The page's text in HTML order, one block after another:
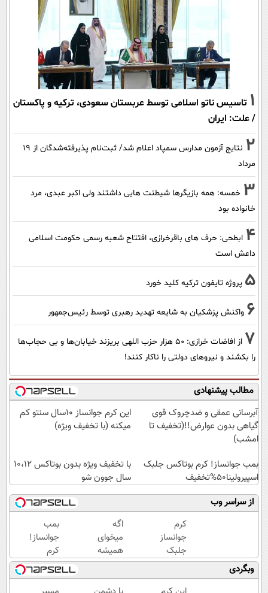
1 تاسیس ناتو اسلامی توسط عربستان سعودی، ترکیه و پاکستان
/ علت: ایران
2
نتایج آزمون مدارس سمپاد اعلام شد/ ثبت‌نام پذیرفته‌شدگان از ۱۹
مرداد
3 خمسه: همه بازیگرها شیطنت هایی داشتند ولی اکبر عبدی، مرد
خانواده بود
4 ابطحی: حرف های باقرخرازی، افتتاح شعبه رسمی حکومت اسلامی
داعش است
5 پروژه تایفون ترکیه کلید خورد
6 واکنش پزشکیان به شایعه تهدید رهبری توسط رئیس‌جمهور
7
از افاضات خرازی: ۵۰ هزار حزب اللهی بریزند خیابان‌ها و بی حجاب‌ها
را بکشند و نیرو‌های دولتی را ناکار کنند!
مطالب پیشنهادی
آبرسانی عمقی و ضدچروک قوی
گیاهی بدون عوارض!!(تخفیف تا
امشب)
این کرم جوانساز 10سال سنتو کم
میکنه (با تخفیف ویژه)
بمب جوانساز! کرم بوتاکس جلبک
اسپیرولینا50%تخفیف
با تخفیف ویژه بدون بوتاکس ۱۰،۱۲
سال جوون شو
از سراسر وب
کرم
جوانساز
جلبک
اسپیرولینا
🔥 (تحت
لیسانس
اگه
میخوای
همیشه
جوون
باشی کرم
جوانساز
بمب
جوانساز!
کرم
بوتاکس
جلبک
اسپیرولینا50%تخفیف
وبگردی